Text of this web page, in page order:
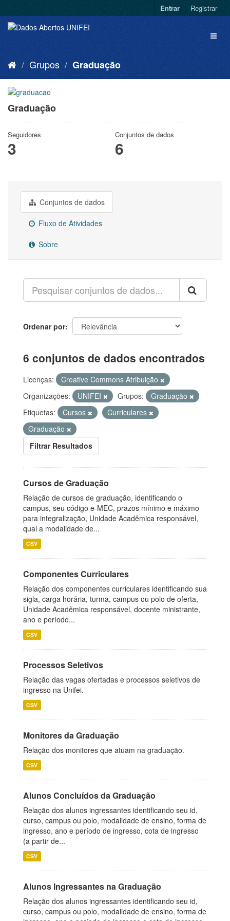
Entrar Registrar
Grupos Graduação
Graduação
Seguidores
3
Conjuntos de dados
6
Conjuntos de dados
Fluxo de Atividades
Sobre
Ordenar por
6 conjuntos de dados encontrados
Licenças:
Creative Commons Atribuição
Organizações:
UNIFEI Grupos:
Graduação
Etiquetas:
Cursos
Curriculares
Graduação
Filtrar Resultados
Cursos de Graduação
Relação de cursos de graduação, identificando o
campus, seu código e-MEC, prazos mínimo e máximo
para integralização, Unidade Acadêmica responsável,
qual a modalidade de...
CSV
Componentes Curriculares
Relação dos componentes curriculares identificando sua
sigla, carga horária, turma, campus ou polo de oferta,
Unidade Acadêmica responsável, docente ministrante,
ano e período...
CSV
Processos Seletivos
Relação das vagas ofertadas e processos seletivos de
ingresso na Unifei.
CSV
Monitores da Graduação
Relação dos monitores que atuam na graduação.
CSV
Alunos Concluídos da Graduação
Relação dos alunos ingressantes identificando seu id,
curso, campus ou polo, modalidade de ensino, forma de
ingresso, ano e período de ingresso, cota de ingresso
(a partir de...
CSV
Alunos Ingressantes na Graduação
Relação dos alunos ingressantes identificando seu id,
curso, campus ou polo, modalidade de ensino, forma de